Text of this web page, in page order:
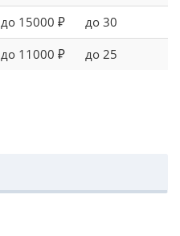
до 15000 ₽ до 30
до 11000 ₽ до 25